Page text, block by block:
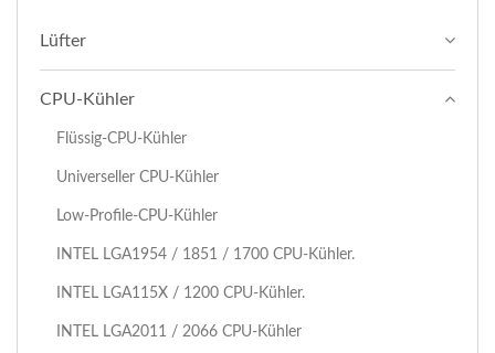
Lüfter
CPU-Kühler
Flüssig-CPU-Kühler
Universeller CPU-Kühler
Low-Profile-CPU-Kühler
I​NTEL LGA1954 / 1851 / 1700 CPU-Kühler.
INTEL LGA115X / 1200 CPU-Kühler.
INTEL LGA2011 / 2066 CPU-Kühler